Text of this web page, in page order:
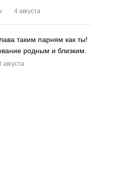
4 августа
таким парням как ты!
родным и близким.
августа